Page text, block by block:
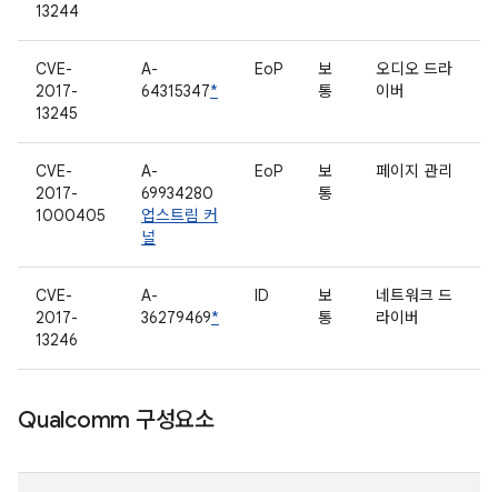
13244
CVE-
2017-
13245
A-
64315347*
EoP
보
통
오디오 드라
이버
CVE-
2017-
1000405
A-
69934280
업스트림 커
널
EoP
보
통
페이지 관리
CVE-
2017-
13246
A-
36279469*
ID
보
통
네트워크 드
라이버
Qualcomm 구성요소